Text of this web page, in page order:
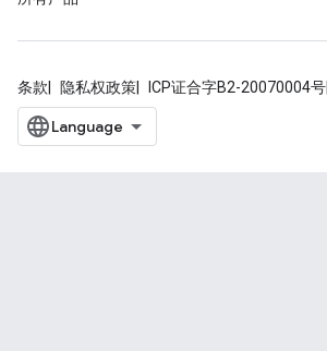
条款 隐私权政策 ICP证合字B2-20070004号